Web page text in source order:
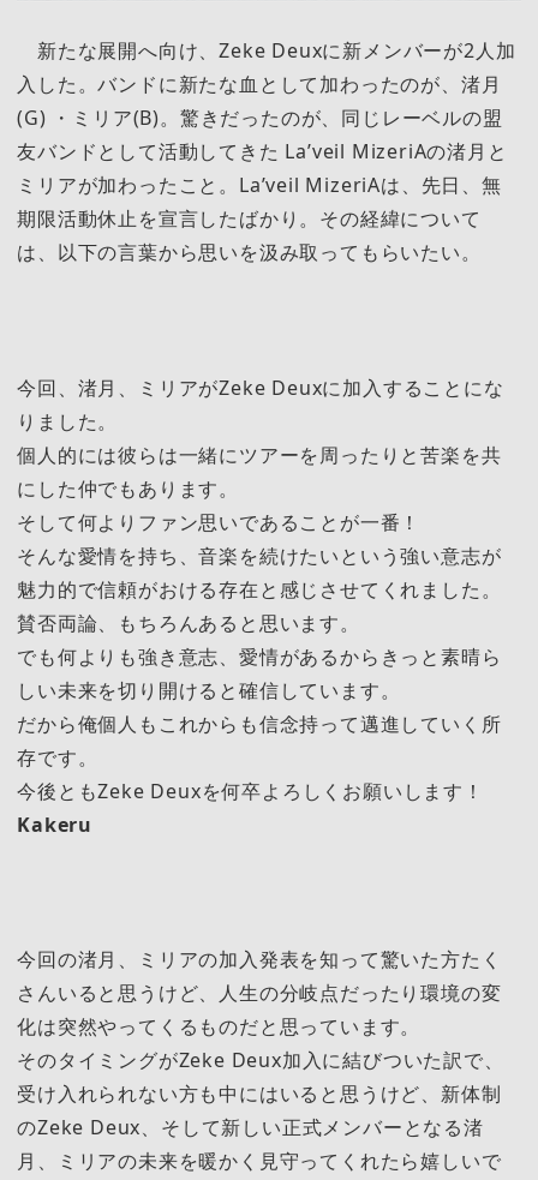
新たな展開へ向け、Zeke Deuxに新メンバーが2人加
入した。バンドに新たな血として加わったのが、渚月
(G) ・ミリア(B)。驚きだったのが、同じレーベルの盟
友バンドとして活動してきた La’veil MizeriAの渚月と
ミリアが加わったこと。La’veil MizeriAは、先日、無
期限活動休止を宣言したばかり。その経緯について
は、以下の言葉から思いを汲み取ってもらいたい。
今回、渚月、ミリアがZeke Deuxに加入することにな
りました。
個人的には彼らは一緒にツアーを周ったりと苦楽を共
にした仲でもあります。
そして何よりファン思いであることが一番！
そんな愛情を持ち、音楽を続けたいという強い意志が
魅力的で信頼がおける存在と感じさせてくれました。
賛否両論、もちろんあると思います。
でも何よりも強き意志、愛情があるからきっと素晴ら
しい未来を切り開けると確信しています。
だから俺個人もこれからも信念持って邁進していく所
存です。
今後ともZeke Deuxを何卒よろしくお願いします！
Kakeru
今回の渚月、ミリアの加入発表を知って驚いた方たく
さんいると思うけど、人生の分岐点だったり環境の変
化は突然やってくるものだと思っています。
そのタイミングがZeke Deux加入に結びついた訳で、
受け入れられない方も中にはいると思うけど、新体制
のZeke Deux、そして新しい正式メンバーとなる渚
月、ミリアの未来を暖かく見守ってくれたら嬉しいで